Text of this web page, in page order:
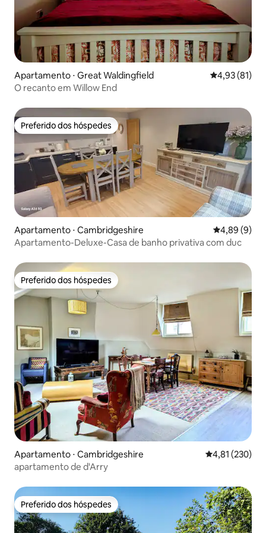
Apartamento ⋅ Great Waldingfield 4,93 de uma
4,93 (81)
O recanto em Willow End
Preferido dos hóspedes
Preferido dos hóspedes
Apartamento ⋅ Cambridgeshire 4,89 de uma
4,89 (9)
Apartamento-Deluxe-Casa de banho privativa com duc
Preferido dos hóspedes
Preferido dos hóspedes
Apartamento ⋅ Cambridgeshire 4,81 de uma
4,81 (230)
apartamento de d'Arry
Preferido dos hóspedes
Preferido dos hóspedes